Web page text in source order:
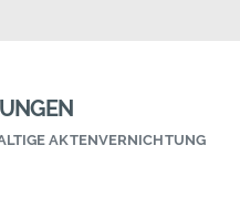
AKTENVERNICHTUNG